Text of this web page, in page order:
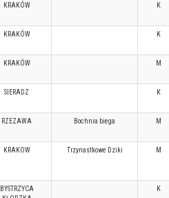
KRAKÓW K
KRAKÓW K
KRAKÓW M
SIERADZ K
RZEZAWA Bochnia biega M
KRAKOW Trzynastkowe Dziki M
BYSTRZYCA
K